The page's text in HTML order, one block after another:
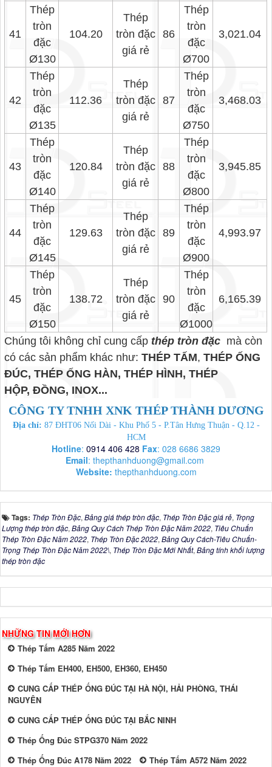
41
Thép
tròn
đặc
Ø130
104.20
Thép
tròn đặc
giá rẻ
86
Thép
tròn
đặc
Ø700
3,021.04
42
Thép
tròn
đặc
Ø135
112.36
Thép
tròn đặc
giá rẻ
87
Thép
tròn
đặc
Ø750
3,468.03
43
Thép
tròn
đặc
Ø140
120.84
Thép
tròn đặc
giá rẻ
88
Thép
tròn
đặc
Ø800
3,945.85
44
Thép
tròn
đặc
Ø145
129.63
Thép
tròn đặc
giá rẻ
89
Thép
tròn
đặc
Ø900
4,993.97
45
Thép
tròn
đặc
Ø150
138.72
Thép
tròn đặc
giá rẻ
90
Thép
tròn
đặc
Ø1000
6,165.39
Chúng tôi không chỉ cung cấpthép tròn đặc mà còn
có các sản phẩm khác như:THÉP TẤM,THÉP ỐNG
ĐÚC, THÉP ỐNG HÀN, THÉP HÌNH, THÉP
HỘP, ĐỒNG, INOX...
CÔNG TY TNHH XNK THÉP THÀNH DƯƠNG
Địa chỉ: 87 ĐHT06 Nối Dài - Khu Phố 5 - P.Tân Hưng Thuận - Q.12 -
HCM
Hotline: 0914 406 428 Fax: 028 6686 3829
Email: thepthanhduong@gmail.com
Website: thepthanhduong.com
Tags: Thép Tròn Đặc, Bảng giá thép tròn đặc, Thép Tròn Đặc giá rẻ, Trọng
Lượng thép tròn đặc, Bảng Quy Cách Thép Tròn Đặc Năm 2022, Tiêu Chuẩn
Thép Tròn Đặc Năm 2022, Thép Tròn Đặc 2022, Bảng Quy Cách-Tiêu Chuẩn-
Trọng Thép Tròn Đặc Năm 2022\, Thép Tròn Đặc Mới Nhất, Bảng tính khối lượng
thép tròn đặc
NHỮNG TIN MỚI HƠN
Thép Tấm A285 Năm 2022
Thép Tấm EH400, EH500, EH360, EH450
CUNG CẤP THÉP ỐNG ĐÚC TẠI HÀ NỘI, HẢI PHÒNG, THÁI
NGUYÊN
CUNG CẤP THÉP ỐNG ĐÚC TẠI BẮC NINH
Thép Ống Đúc STPG370 Năm 2022
Thép Ống Đúc A178 Năm 2022
Thép Tấm A572 Năm 2022